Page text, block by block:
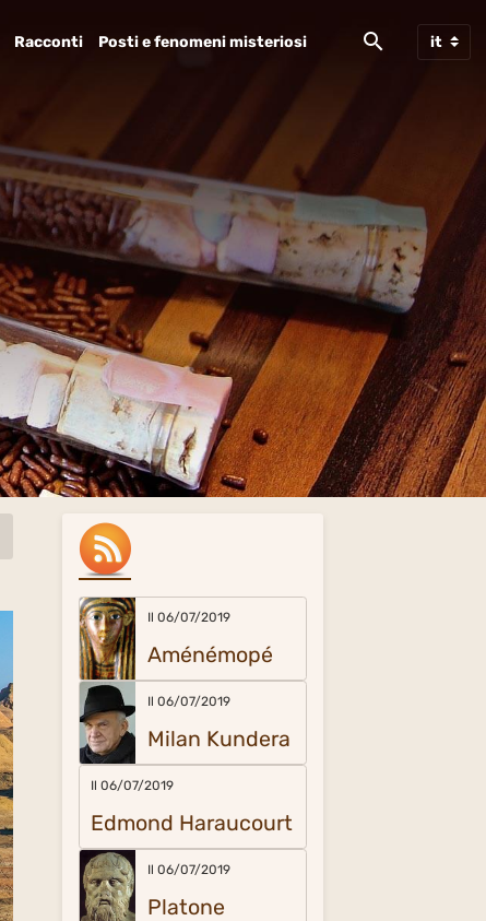
Racconti Posti e fenomeni misteriosi
Il 06/07/2019
Aménémopé
Il 06/07/2019
Milan Kundera
Il 06/07/2019
Edmond Haraucourt
Il 06/07/2019
Platone